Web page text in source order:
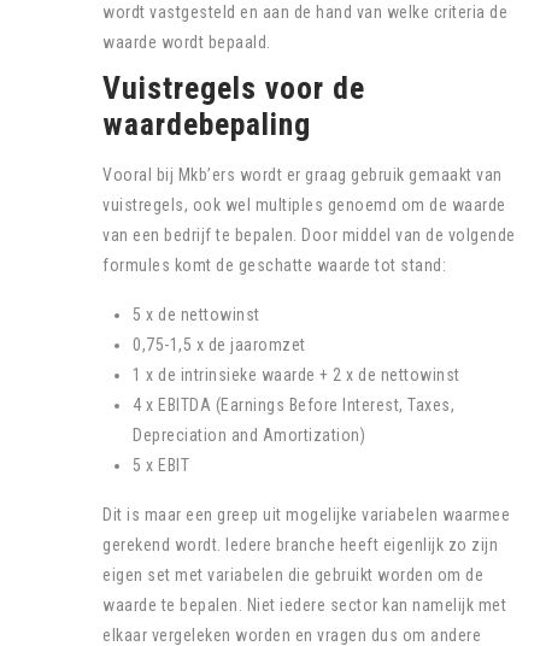
wordt vastgesteld en aan de hand van welke criteria de
waarde wordt bepaald.
Vuistregels voor de
waardebepaling
Vooral bij Mkb’ers wordt er graag gebruik gemaakt van
vuistregels, ook wel multiples genoemd om de waarde
van een bedrijf te bepalen. Door middel van de volgende
formules komt de geschatte waarde tot stand:
5 x de nettowinst
0,75-1,5 x de jaaromzet
1 x de intrinsieke waarde + 2 x de nettowinst
4 x EBITDA (Earnings Before Interest, Taxes,
Depreciation and Amortization)
5 x EBIT
Dit is maar een greep uit mogelijke variabelen waarmee
gerekend wordt. Iedere branche heeft eigenlijk zo zijn
eigen set met variabelen die gebruikt worden om de
waarde te bepalen. Niet iedere sector kan namelijk met
elkaar vergeleken worden en vragen dus om andere